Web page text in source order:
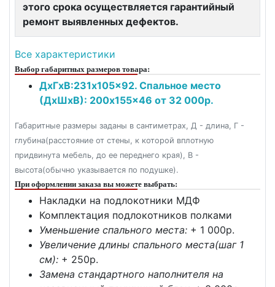
этого срока осуществляется гарантийный
ремонт выявленных дефектов.
Все характеристики
Выбор габаритных размеров товара:
ДxГxВ:231x105x92. Спальное место
(ДxШxВ): 200x155x46 от 32 000р.
Габаритные размеры заданы в сантиметрах, Д - длина, Г -
глубина(расстояние от стены, к которой вплотную
придвинута мебель, до ее переднего края), В -
высота(обычно указывается по подушке).
При оформлении заказа вы можете выбрать:
Накладки на подлокотники МДФ
Комплектация подлокотников полками
Уменьшение спального места: + 1 000p.
Увеличение длины спального места(шаг 1
см): + 250p.
Замена стандартного наполнителя на